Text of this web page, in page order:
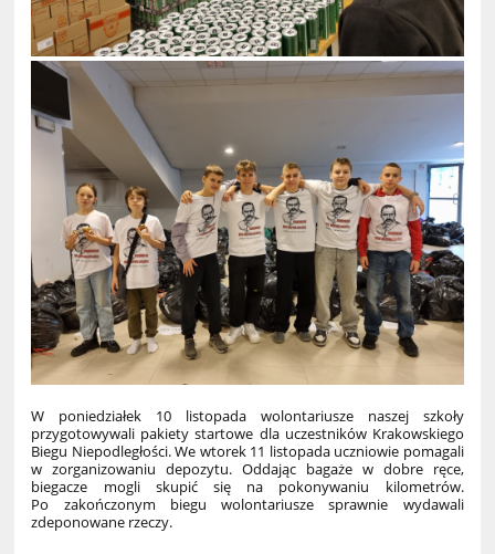
W poniedziałek 10 listopada wolontariusze naszej szkoły
przygotowywali pakiety startowe dla uczestników Krakowskiego
Biegu Niepodległości. We wtorek 11 listopada uczniowie pomagali
w zorganizowaniu depozytu. Oddając bagaże w dobre ręce,
biegacze mogli skupić się na pokonywaniu kilometrów.
Po zakończonym biegu wolontariusze sprawnie wydawali
zdeponowane rzeczy.